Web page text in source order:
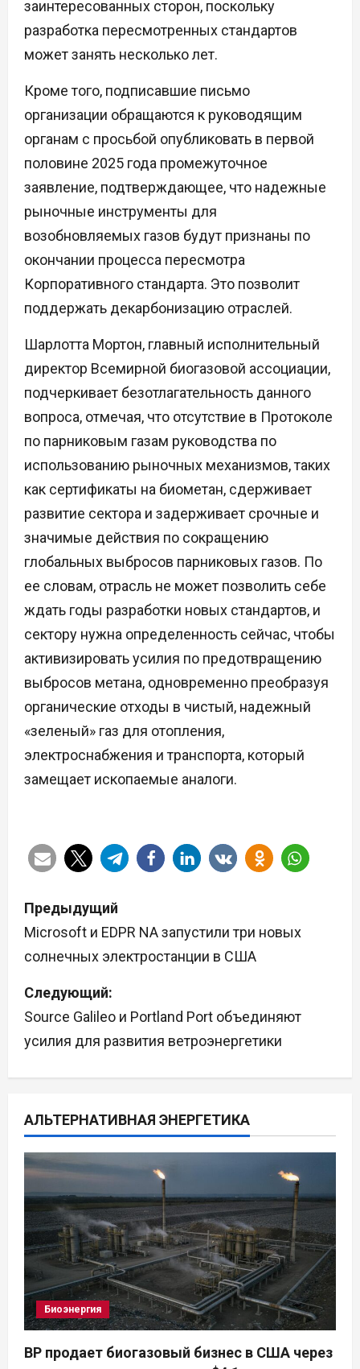
заинтересованных сторон, поскольку
разработка пересмотренных стандартов
может занять несколько лет.
Кроме того, подписавшие письмо
организации обращаются к руководящим
органам с просьбой опубликовать в первой
половине 2025 года промежуточное
заявление, подтверждающее, что надежные
рыночные инструменты для
возобновляемых газов будут признаны по
окончании процесса пересмотра
Корпоративного стандарта. Это позволит
поддержать декарбонизацию отраслей.
Шарлотта Мортон, главный исполнительный
директор Всемирной биогазовой ассоциации,
подчеркивает безотлагательность данного
вопроса, отмечая, что отсутствие в Протоколе
по парниковым газам руководства по
использованию рыночных механизмов, таких
как сертификаты на биометан, сдерживает
развитие сектора и задерживает срочные и
значимые действия по сокращению
глобальных выбросов парниковых газов. По
ее словам, отрасль не может позволить себе
ждать годы разработки новых стандартов, и
сектору нужна определенность сейчас, чтобы
активизировать усилия по предотвращению
выбросов метана, одновременно преобразуя
органические отходы в чистый, надежный
«зеленый» газ для отопления,
электроснабжения и транспорта, который
замещает ископаемые аналоги.
Н
а
в
и
г
и
я
п
о
з
а
п
Предыдущий
Microsoft и EDPR NA запустили три новых
солнечных электростанции в США
Следующий:
Source Galileo и Portland Port объединяют
усилия для развития ветроэнергетики
АЛЬТЕРНАТИВНАЯ ЭНЕРГЕТИКА
Биоэнергия
BP продает биогазовый бизнес в США через